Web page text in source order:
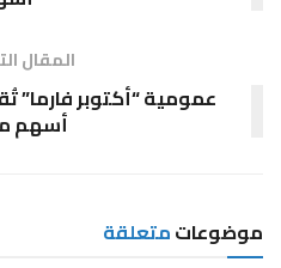
المقال
عمومية “أكتوبر فارما”
أسهم
موضوعاتمتعلقة